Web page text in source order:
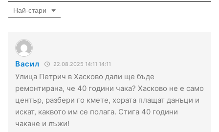
Най-стари
Васил 22.08.2025 14:11 14:11
Улица Петрич в Хасково дали ще бъде
ремонтирана, че 40 години чака? Хасково не е само
център, разбери го кмете, хората плащат данъци и
искат, каквото им се полага. Стига 40 години
чакане и лъжи!